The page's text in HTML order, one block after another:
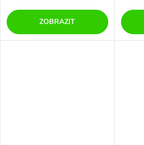
ZOBRAZIT